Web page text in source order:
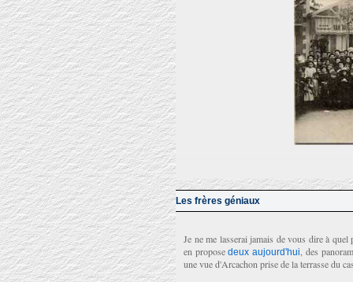
Les frères géniaux
Je ne me lasserai jamais de vous dire à
en proposedeux aujourd'hui , des
une vue d'Arcachon prise de la terrasse du